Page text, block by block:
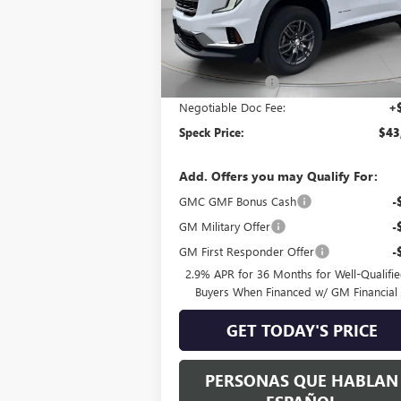
Courtesy Transportation Unit Ext.
Less
MSRP:
Dealer Discount: -
Negotiable Doc Fee:
Speck Price:
Add. Offers you may Qualify For:
GMC GMF Bonus Cash -
GM Military Offer -
GM First Responder Offer -
2.9% APR for 36 Months for Well-
Buyers When Financed w/ GM Financial
GET TODAY'S PRICE
PERSONAS QUE HABLAN